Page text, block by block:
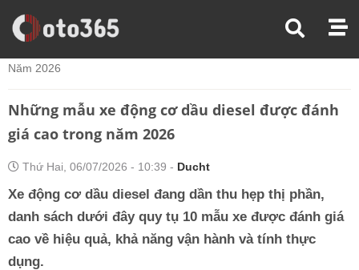
Trang Chủ
Đánh Giá Xe
Năm 2026
Những mẫu xe động cơ dầu diesel được đánh
giá cao trong năm 2026
Thứ Hai, 06/07/2026 - 10:39 - Ducht
Xe động cơ dầu diesel đang dần thu hẹp thị phần,
danh sách dưới đây quy tụ 10 mẫu xe được đánh giá
cao về hiệu quả, khả năng vận hành và tính thực
dụng.